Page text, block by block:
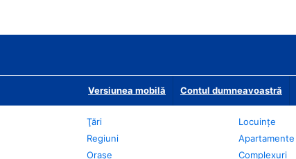
Versiunea mobilă Contul dumneavoastră
Ţări
Regiuni
Oraşe
Locuințe
Apartamente
Complexuri